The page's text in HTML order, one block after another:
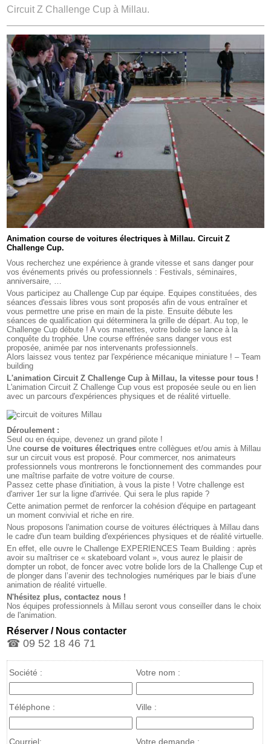
Circuit Z Challenge Cup à Millau.
Animation course de voitures électriques à Millau. Circuit Z
Challenge Cup.
Vous recherchez une expérience à grande vitesse et sans danger pour
vos événements privés ou professionnels : Festivals, séminaires,
anniversaire, …
Vous participez au Challenge Cup par équipe. Equipes constituées, des
séances d'essais libres vous sont proposés afin de vous entraîner et
vous permettre une prise en main de la piste. Ensuite débute les
séances de qualification qui déterminera la grille de départ. Au top, le
Challenge Cup débute ! A vos manettes, votre bolide se lance à la
conquête du trophée. Une course effrénée sans danger vous est
proposée, animée par nos intervenants professionnels.
Alors laissez vous tentez par l'expérience mécanique miniature ! – Team
building
L'animation Circuit Z Challenge Cup à Millau, la vitesse pour tous !
L'animation Circuit Z Challenge Cup vous est proposée seule ou en lien
avec un parcours d'expériences physiques et de réalité virtuelle.
Déroulement :
Seul ou en équipe, devenez un grand pilote !
Unecourse de voitures électriques entre collègues et/ou amis à Millau
sur un circuit vous est proposé. Pour commercer, nos animateurs
professionnels vous montrerons le fonctionnement des commandes pour
une maîtrise parfaite de votre voiture de course.
Passez cette phase d'initiation, à vous la piste ! Votre challenge est
d'arriver 1er sur la ligne d'arrivée. Qui sera le plus rapide ?
Cette animation permet de renforcer la cohésion d'équipe en partageant
un moment convivial et riche en rire.
Nous proposons l'animation course de voitures éléctriques à Millau dans
le cadre d'un team building d'expériences physiques et de réalité virtuelle.
En effet, elle ouvre le Challenge EXPERIENCES Team Building : après
avoir su maîtriser ce « skateboard volant », vous aurez le plaisir de
dompter un robot, de foncer avec votre bolide lors de la Challenge Cup et
de plonger dans l’avenir des technologies numériques par le biais d’une
animation de réalité virtuelle.
N'hésitez plus, contactez nous !
Nos équipes professionnels à Millau seront vous conseiller dans le choix
de l'animation.
Réserver / Nous contacter
☎ 09 52 18 46 71
Société : Votre nom :
Téléphone : Ville :
Courriel: Votre demande :